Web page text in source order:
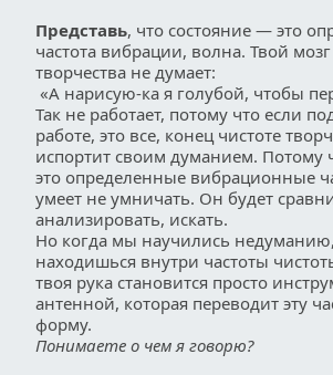
Представь, что состояние — это
частота вибрации, волна. Твой
творчества не думает:
«А нарисую-ка я голубой, чтобы
Так не работает, потому что если
работе, это все, конец чистоте
испортит своим думанием. Потому
это определенные вибрационные
умеет не умничать. Он будет
анализировать, искать.
Но когда мы научились
находишься внутри частоты
твоя рука становится просто
антенной, которая переводит эту
форму.
Понимаете о чем я говорю?